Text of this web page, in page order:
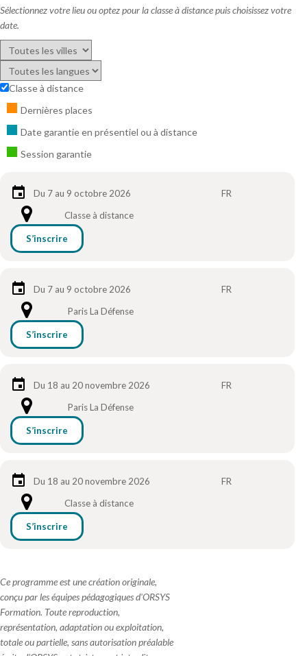
Sélectionnez votre lieu ou optez pour la classe à distance puis choisissez votre
date.
Classe à distance
Dernières places
Date garantie en présentiel ou à distance
Session garantie
Du 7 au 9 octobre 2026
FR
Classe à distance
S’inscrire
Du 7 au 9 octobre 2026
FR
Paris La Défense
S’inscrire
Du 18 au 20 novembre 2026
FR
Paris La Défense
S’inscrire
Du 18 au 20 novembre 2026
FR
Classe à distance
S’inscrire
Ce programme est une création originale,
conçu par les équipes pédagogiques d'ORSYS
Formation. Toute reproduction,
représentation, adaptation ou exploitation,
totale ou partielle, sans autorisation préalable